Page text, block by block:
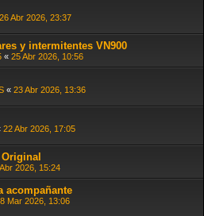
26 Abr 2026, 23:37
y intermitentes VN900
« 25 Abr 2026, 10:56
« 23 Abr 2026, 13:36
22 Abr 2026, 17:05
2026, 15:24
acompañante
Mar 2026, 13:06